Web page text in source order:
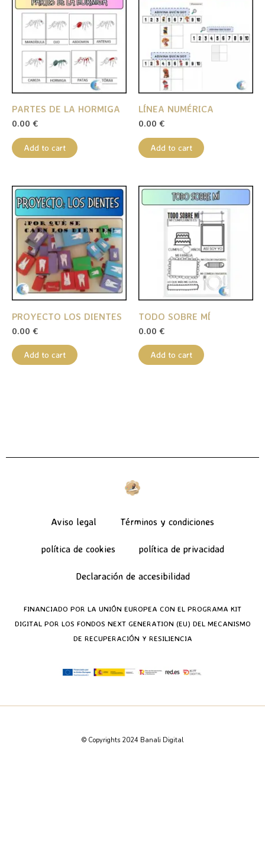
PARTES DE LA HORMIGA
0.00 €
Add to cart
LÍNEA NUMÉRICA
0.00 €
Add to cart
PROYECTO LOS DIENTES
0.00 €
Add to cart
TODO SOBRE MÍ
0.00 €
Add to cart
Aviso legal Términos y condiciones
política de cookies política de privacidad
Declaración de accesibilidad
FINANCIADO POR LA UNIÓN EUROPEA CON EL PROGRAMA KIT
DIGITAL POR LOS FONDOS NEXT GENERATION (EU) DEL MECANISMO
DE RECUPERACIÓN Y RESILIENCIA
© Copyrights 2024 Banali Digital